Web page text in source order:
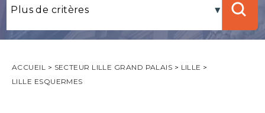
ACCUEIL > SECTEUR LILLE GRAND PALAIS > LILLE >
LILLE ESQUERMES